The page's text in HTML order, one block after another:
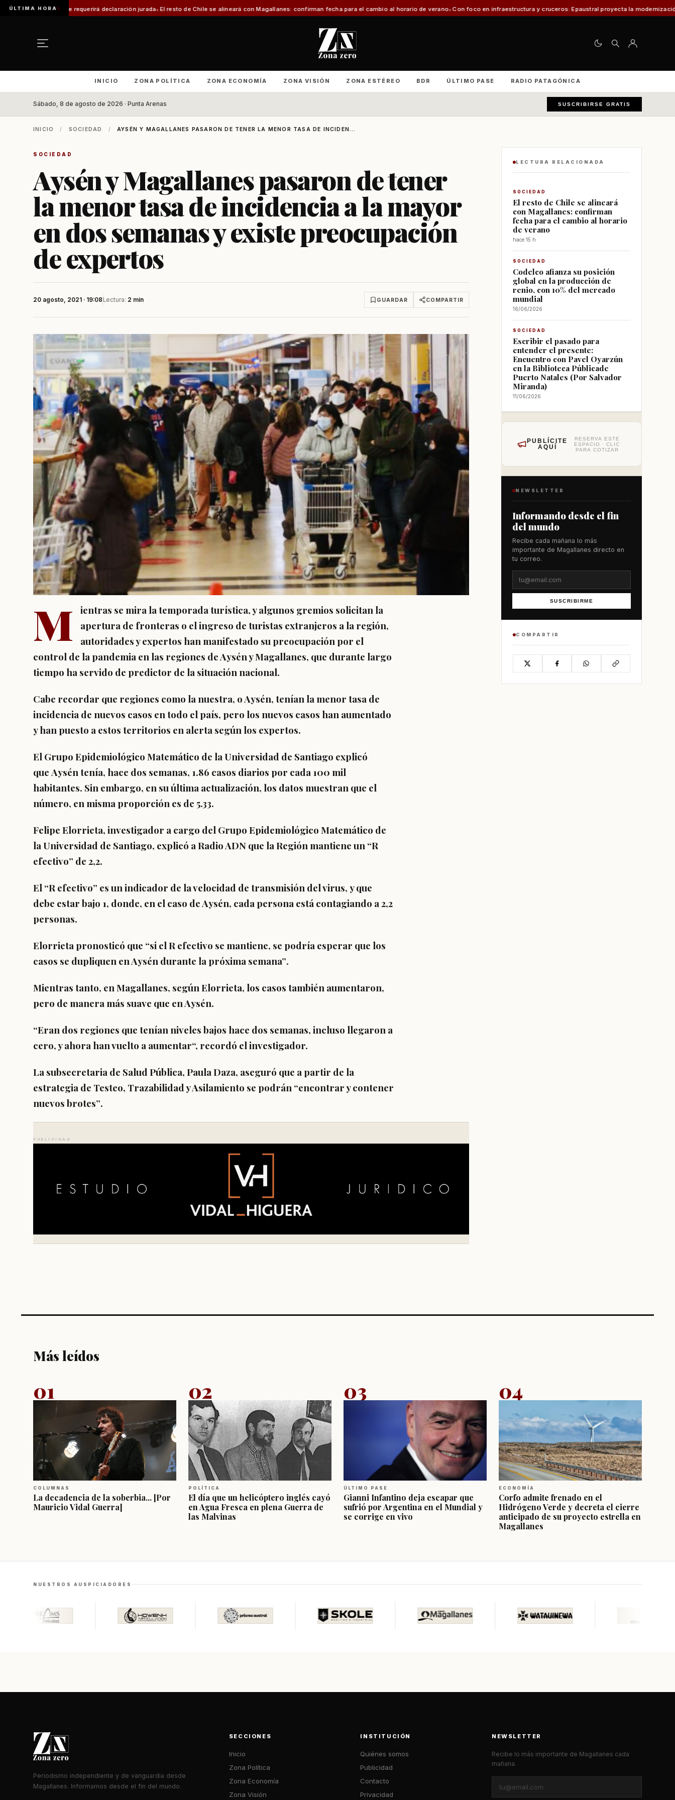
ÚLTIMA HORA
requerirá declaración jurada El resto de Chile se alineará con Magallanes: confirman fecha para el cambio al horario de verano Con foco en infraestructura y cruceros: Epaustral proyecta la modernización portuaria para el
INICIO ZONA POLÍTICA ZONA ECONOMÍA ZONA VISIÓN ZONA ESTÉREO BDR ÚLTIMO PASE RADIO PATAGÓNICA
Sábado, 8 de agosto de 2026 · Punta Arenas SUSCRIBIRSE GRATIS
INICIO / SOCIEDAD / AYSÉN Y MAGALLANES PASARON DE TENER LA MENOR TASA DE INCIDEN...
SOCIEDAD
Aysén y Magallanes pasaron de tener
la menor tasa de incidencia a la mayor
en dos semanas y existe preocupación
de expertos
20 agosto, 2021 · 19:08 Lectura: 2 min GUARDAR COMPARTIR
M
ientras se mira la temporada turística, y algunos gremios solicitan la
apertura de fronteras o el ingreso de turistas extranjeros a la región,
autoridades y expertos han manifestado su preocupación por el
control de la pandemia en las regiones de Aysén y Magallanes, que durante largo
tiempo ha servido de predictor de la situación nacional.
Cabe recordar que regiones como la nuestra, o Aysén, tenían la menor tasa de
incidencia de nuevos casos en todo el país, pero los nuevos casos han aumentado
y han puesto a estos territorios en alerta según los expertos.
El Grupo Epidemiológico Matemático de la Universidad de Santiago explicó
queAysén tenía, hace dos semanas, 1.86 casos diarios por cada 100 mil
habitantes. Sin embargo, en su última actualización, los datos muestran que el
número, en misma proporción es de 5.33.
Felipe Elorrieta, investigador a cargo del Grupo Epidemiológico Matemático de
la Universidad de Santiago, explicó a Radio ADN que la Región mantiene un “R
efectivo” de 2,2.
El “R efectivo” es unindicador de la velocidad de transmisión del virus, y que
debe estar bajo 1, donde, en el caso de Aysén, cada persona está contagiando a 2,2
personas.
Elorrieta pronosticó que “si el R efectivo se mantiene, se podría esperar que los
casos se dupliquen en Aysén durante la próxima semana”.
Mientras tanto, en Magallanes, según Elorrieta, los casos también aumentaron,
pero de manera más suave que en Aysén.
“Eran dos regiones que tenían niveles bajos hace dos semanas, incluso llegaron a
cero, y ahora han vuelto a aumentar“, recordó el investigador.
La subsecretaria de Salud Pública, Paula Daza, aseguró que a partir de la
estrategia de Testeo, Trazabilidad y Asilamiento se podrán “encontrar y contener
nuevos brotes”.
PUBLICIDAD
LECTURA RELACIONADA
SOCIEDAD
El resto de Chile se alineará
con Magallanes: confirman
fecha para el cambio al horario
de verano
hace 15 h
SOCIEDAD
Codelco afianza su posición
global en la producción de
renio, con 10% del mercado
mundial
16/06/2026
SOCIEDAD
Escribir el pasado para
entender el presente:
Encuentro con Pavel Oyarzún
en la Biblioteca Públicade
Puerto Natales (Por Salvador
Miranda)
11/06/2026
PUBLÍCITE
AQUÍ
RESERVA ESTE
ESPACIO · CLIC
PARA COTIZAR
NEWSLETTER
Informando desde el fin
del mundo
Recibe cada mañana lo más
importante de Magallanes directo en
tu correo.
SUSCRIBIRME
COMPARTIR
Más leídos
01
COLUMNAS
La decadencia de la soberbia... [Por
Mauricio Vidal Guerra]
02
POLÍTICA
El día que un helicóptero inglés cayó
en Agua Fresca en plena Guerra de
las Malvinas
03
ÚLTIMO PASE
Gianni Infantino deja escapar que
sufrió por Argentina en el Mundial y
se corrige en vivo
04
ECONOMÍA
Corfo admite frenado en el
Hidrógeno Verde y decreta el cierre
anticipado de su proyecto estrella en
Magallanes
NUESTROS AUSPICIADORES
Periodismo independiente y de vanguardia desde
Magallanes. Informamos desde el fin del mundo.
SECCIONES
Inicio
Zona Política
Zona Economía
Zona Visión
INSTITUCIÓN
Quiénes somos
Publicidad
Contacto
Privacidad
NEWSLETTER
Recibe lo más importante de Magallanes cada
mañana.